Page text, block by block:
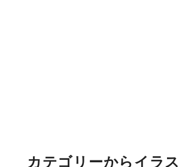
カテゴリーからイラ